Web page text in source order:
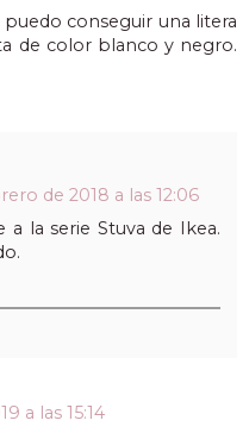
conseguir una litera
de color blanco y negro.
de 2018 a las 12:06
a la serie Stuva de Ikea.
a las 15:14